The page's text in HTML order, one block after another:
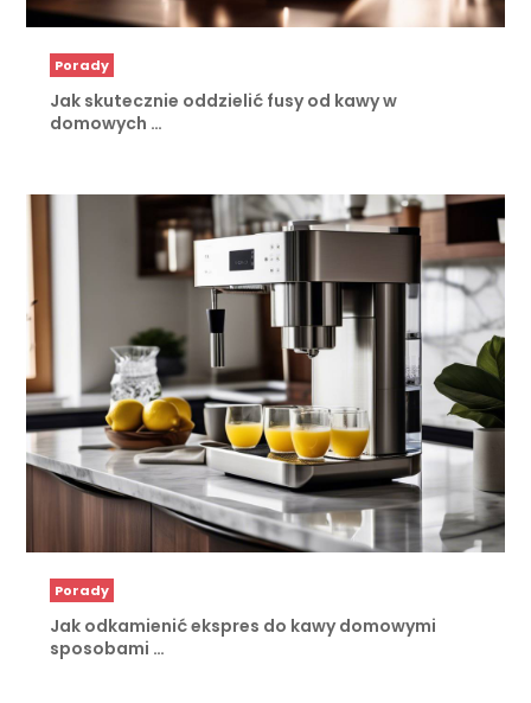
Porady
Jak skutecznie oddzielić fusy od kawy w
domowych …
Porady
Jak odkamienić ekspres do kawy domowymi
sposobami …